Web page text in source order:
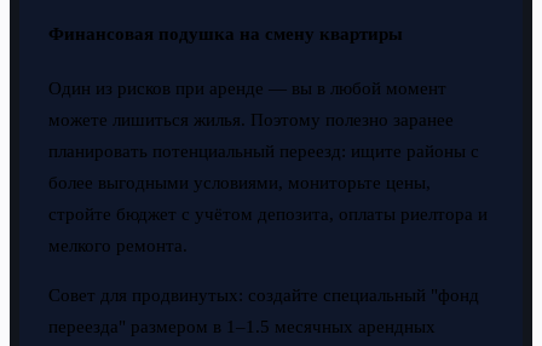
Финансовая подушка на смену квартиры
Один из рисков при аренде — вы в любой момент
можете лишиться жилья. Поэтому полезно заранее
планировать потенциальный переезд: ищите районы с
более выгодными условиями, мониторьте цены,
стройте бюджет с учётом депозита, оплаты риелтора и
мелкого ремонта.
Совет для продвинутых: создайте специальный "фонд
переезда" размером в 1–1.5 месячных арендных